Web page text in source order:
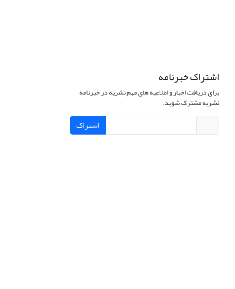
اشتراک خبرنامه
برای دریافت اخبار و اطلاعیه های مهم نشریه در خبرنامه
نشریه مشترک شوید.
اشتراک